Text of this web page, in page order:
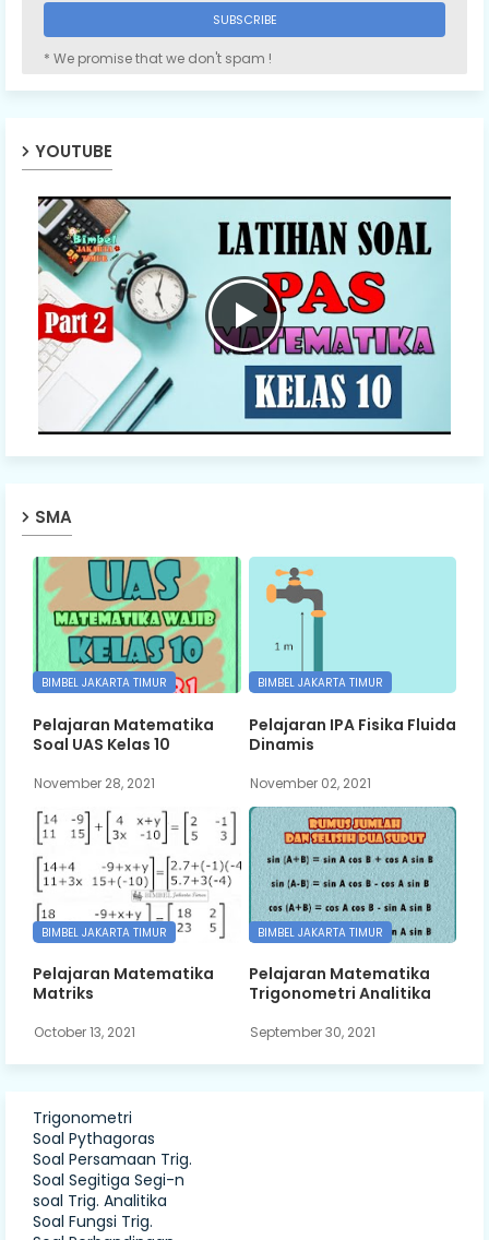
* We promise that we don't spam !
YOUTUBE
SMA
BIMBEL JAKARTA TIMUR
Pelajaran Matematika
Soal UAS Kelas 10
November 28, 2021
BIMBEL JAKARTA TIMUR
Pelajaran IPA Fisika Fluida
Dinamis
November 02, 2021
BIMBEL JAKARTA TIMUR
Pelajaran Matematika
Matriks
October 13, 2021
BIMBEL JAKARTA TIMUR
Pelajaran Matematika
Trigonometri Analitika
September 30, 2021
Trigonometri
Soal Pythagoras
Soal Persamaan Trig.
Soal Segitiga Segi-n
soal Trig. Analitika
Soal Fungsi Trig.